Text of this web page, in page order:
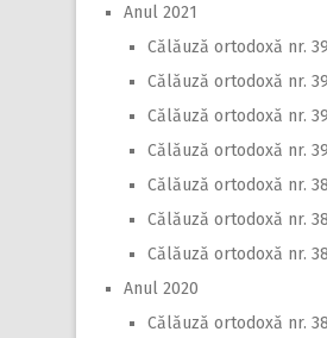
Anul 2021
Călăuză ortodoxă nr.
Călăuză ortodoxă nr.
Călăuză ortodoxă nr.
Călăuză ortodoxă nr.
Călăuză ortodoxă nr.
Călăuză ortodoxă nr.
Călăuză ortodoxă nr.
Anul 2020
Călăuză ortodoxă nr.